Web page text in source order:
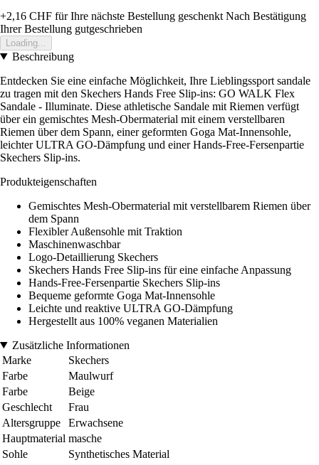
+2,16 CHF für Ihre nächste Bestellung geschenkt Nach Bestätigung
Ihrer Bestellung gutgeschrieben
Loading...
Beschreibung
Entdecken Sie eine einfache Möglichkeit, Ihre Lieblingssport sandale
zu tragen mit den Skechers Hands Free Slip-ins: GO WALK Flex
Sandale - Illuminate. Diese athletische Sandale mit Riemen verfügt
über ein gemischtes Mesh-Obermaterial mit einem verstellbaren
Riemen über dem Spann, einer geformten Goga Mat-Innensohle,
leichter ULTRA GO-Dämpfung und einer Hands-Free-Fersenpartie
Skechers Slip-ins.
Produkteigenschaften
Gemischtes Mesh-Obermaterial mit verstellbarem Riemen über
dem Spann
Flexibler Außensohle mit Traktion
Maschinenwaschbar
Logo-Detaillierung Skechers
Skechers Hands Free Slip-ins für eine einfache Anpassung
Hands-Free-Fersenpartie Skechers Slip-ins
Bequeme geformte Goga Mat-Innensohle
Leichte und reaktive ULTRA GO-Dämpfung
Hergestellt aus 100% veganen Materialien
Zusätzliche Informationen
Marke
Skechers
Farbe
Maulwurf
Farbe
Beige
Geschlecht
Frau
Altersgruppe
Erwachsene
Hauptmaterial masche
Sohle
Synthetisches Material